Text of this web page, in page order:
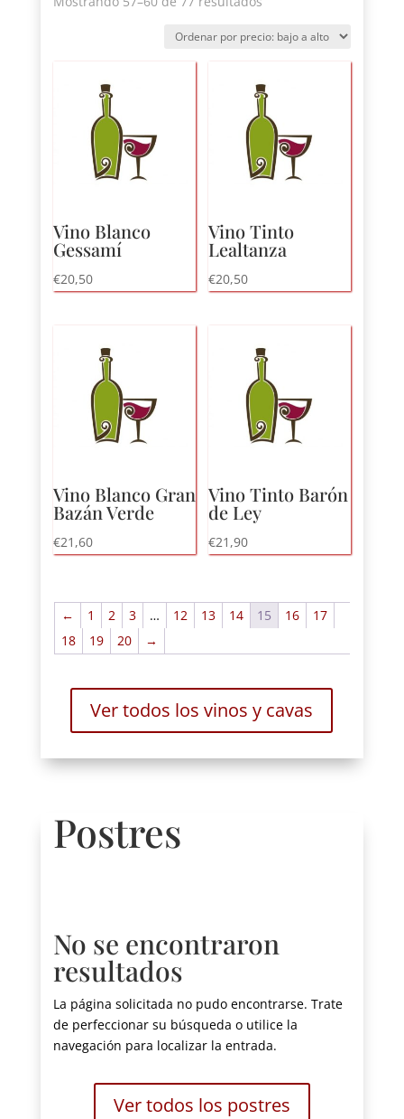
precio:
a
alto
Vino Blanco
Gessamí
€20,50
Vino Tinto
Lealtanza
€20,50
Vino Blanco Gran
Bazán Verde
€21,60
Vino Tinto Barón
de Ley
€21,90
← 1 2 3 … 12 13 14 15 16
17
18
19 20 →
Ver todos los vinos y cavas
Postres
No se encontraron
resultados
La página solicitada no pudo encontrarse. Trate
de perfeccionar su búsqueda o utilice la
navegación para localizar la entrada.
Ver todos los postres